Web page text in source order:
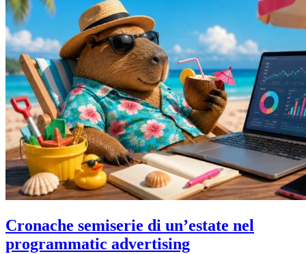
Cronache semiserie di un’estate nel
programmatic advertising